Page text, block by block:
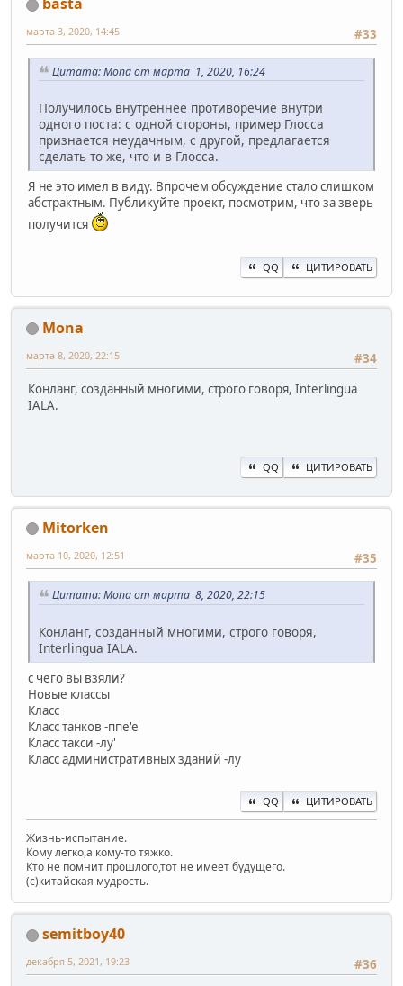
basta
#33
марта 3, 2020, 14:45
Цитата: Mona от марта 1, 2020, 16:24
Получилось внутреннее противоречие внутри
одного поста: с одной стороны, пример Глосса
признается неудачным, с другой, предлагается
сделать то же, что и в Глосса.
Я не это имел в виду. Впрочем обсуждение стало слишком
абстрактным. Публикуйте проект, посмотрим, что за зверь
получится
QQ ЦИТИРОВАТЬ
Mona
#34
марта 8, 2020, 22:15
Конланг, созданный многими, строго говоря, Interlingua
IALA.
QQ ЦИТИРОВАТЬ
Mitorken
#35
марта 10, 2020, 12:51
Цитата: Mona от марта 8, 2020, 22:15
Конланг, созданный многими, строго говоря,
Interlingua IALA.
с чего вы взяли?
Новые классы
Класс
Класс танков -ппе'е
Класс такси -лу'
Класс административных зданий -лу
QQ ЦИТИРОВАТЬ
Жизнь-испытание.
Кому легко,а кому-то тяжко.
Кто не помнит прошлого,тот не имеет будущего.
(c)китайская мудрость.
semitboy40
#36
декабря 5, 2021, 19:23